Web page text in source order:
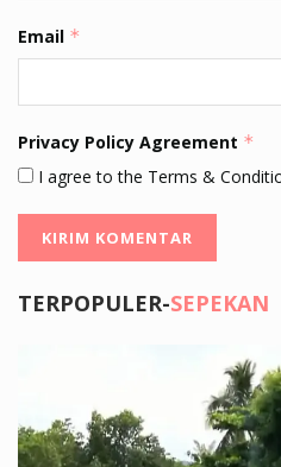
Email *
Privacy Policy Agreement *
I agree to the Terms &
TERPOPULER-SEPEKAN